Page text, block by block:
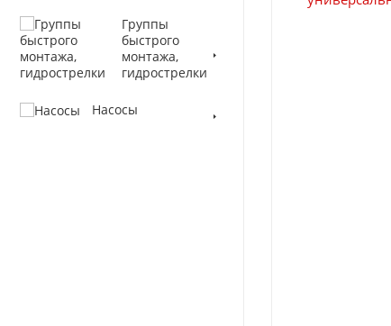
Группы
быстрого
монтажа,
гидрострелки
Насосы